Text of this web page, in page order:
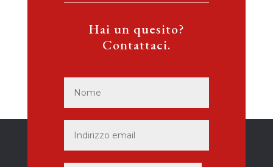
Hai un quesito?
Contattaci.